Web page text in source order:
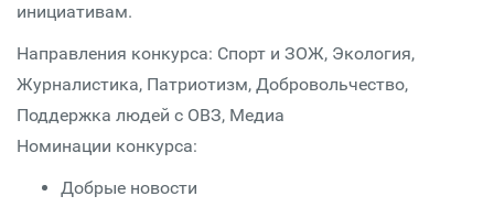
инициативам.
Направления конкурса: Спорт и ЗОЖ, Экология,
Журналистика, Патриотизм, Добровольчество,
Поддержка людей с ОВЗ, Медиа
Номинации конкурса:
Добрые новости